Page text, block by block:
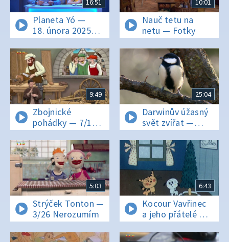
16:51
Planeta Yó —
18. února 2025
15:55
10:01
Nauč tetu na
netu — Fotky
9:49
Zbojnické
pohádky — 7/10
Truhlář
zbojníkem
25:04
Darwinův úžasný
svět zvířat —
11/12 Cvrlikokurz
5:03
Strýček Tonton —
3/26 Nerozumím
6:43
Kocour Vavřinec
a jeho přátelé —
Jak hvězda
zpívala